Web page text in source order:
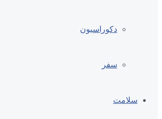
دکوراسیون
سفر
سلامت